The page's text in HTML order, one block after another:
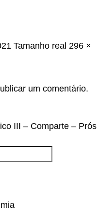
Tamanho real 296 ×
um comentário.
III – Comparte – Prós